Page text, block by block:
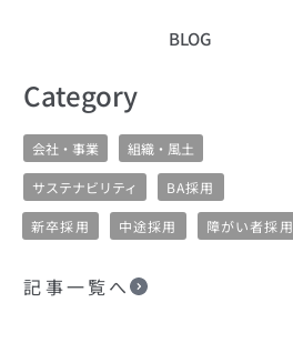
BLOG
​Category
会社・事業 組織・風土
サステナビリティ BA採用
記事一覧へ
新卒採用 中途採用 障がい者採用